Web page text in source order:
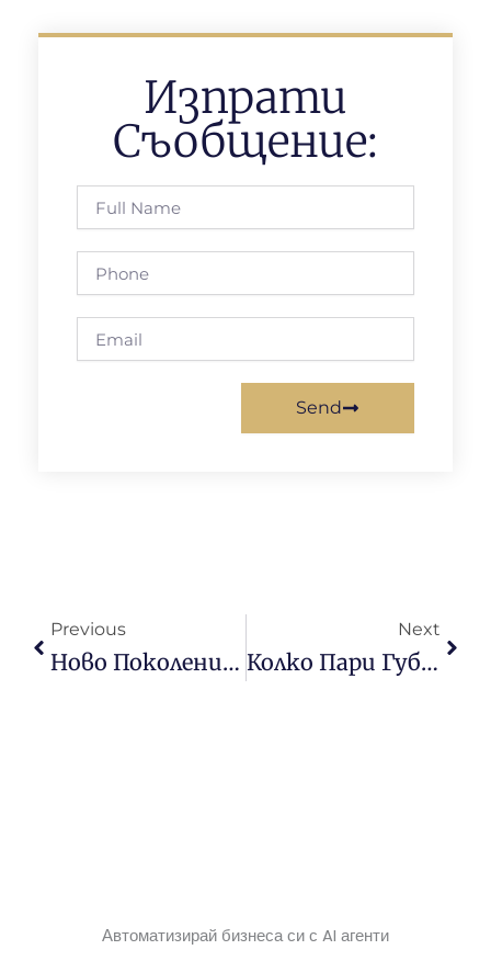
Изпрати
Съобщение:
Name
Send
Previous
Ново Поколение AI Агенти: Как Модели С Разширено Разсъждение Променят Работата?
Next
Колко Пари Губиш, Докато Спиш?
Автоматизирай бизнеса си с AI агенти